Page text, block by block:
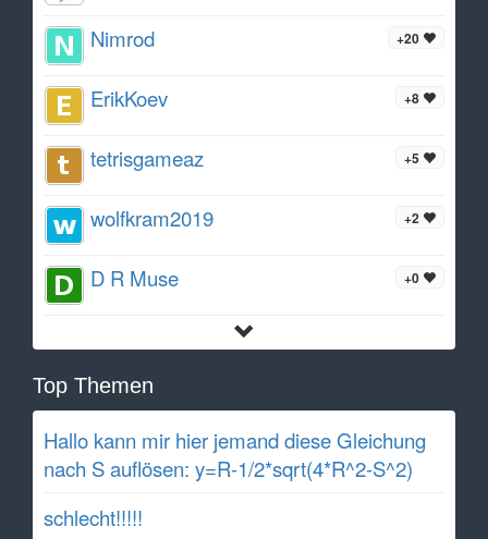
+20
Nimrod
+8
ErikKoev
+5
tetrisgameaz
+2
wolfkram2019
+0
D R Muse
Top Themen
Hallo kann mir hier jemand diese Gleichung
nach S auflösen: y=R-1/2*sqrt(4*R^2-S^2)
schlecht!!!!!